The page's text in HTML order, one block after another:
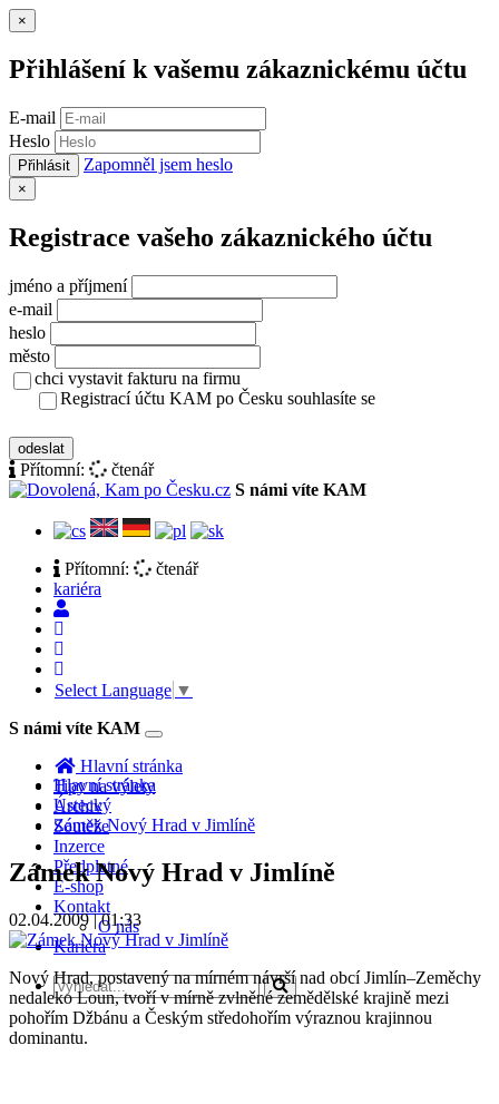
×
Přihlášení k vašemu zákaznickému účtu
E-mail
Heslo
Přihlásit Zapomněl jsem heslo
×
Registrace vašeho zákaznického účtu
jméno a příjmení
e-mail
heslo
město
chci vystavit fakturu na firmu
Registrací účtu KAM po Česku souhlasíte se
odeslat
Přítomní:
čtenář
S námi víte KAM
Přítomní:
čtenář
kariéra
Select Language ▼
S námi víte KAM
Toggle
navigation
Hlavní stránka
Tipy na výlety
Archiv
Soutěže
Inzerce
Předplatné
E-shop
Kontakt
O nás
Kariéra
Hlavní stránka
Ústecký
Zámek Nový Hrad v Jimlíně
Zámek Nový Hrad v Jimlíně
02.04.2009 | 01:33
Nový Hrad, postavený na mírném návrší nad obcí Jimlín–Zeměchy
nedaleko Loun, tvoří v mírně zvlněné zemědělské krajině mezi
pohořím Džbánu a Českým středohořím výraznou krajinnou
dominantu.